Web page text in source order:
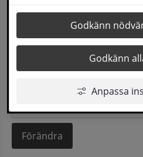
Godkänn
Godkänn
Anpassa
Ingress
Prenumerationslista